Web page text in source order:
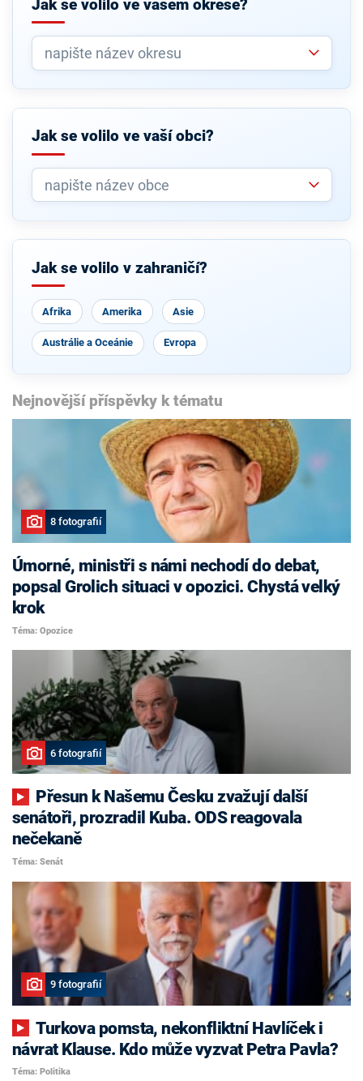
Jak se volilo ve vašem okrese?
Jak se volilo ve vaší obci?
Jak se volilo v zahraničí?
Afrika Amerika Asie
Austrálie a Oceánie Evropa
Nejnovější příspěvky k tématu
8 fotografií
Úmorné, ministři s námi nechodí do debat,
popsal Grolich situaci v opozici. Chystá velký
krok
Téma: Opozice
6 fotografií
senátoři, prozradil Kuba. ODS reagovala
nečekaně
Téma: Senát
9 fotografií
Turkova pomsta, nekonfliktní Havlíček i
návrat Klause. Kdo může vyzvat Petra Pavla?
Téma: Politika